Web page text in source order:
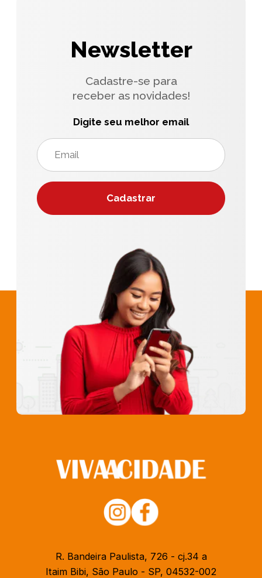
Newsletter
Cadastre-se para
receber as novidades!
Digite seu melhor email
R. Bandeira Paulista, 726 - cj.34 a
Itaim Bibi, São Paulo - SP, 04532-002